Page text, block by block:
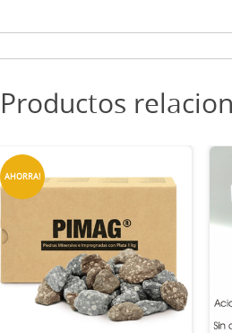
Productos
AHORRA!